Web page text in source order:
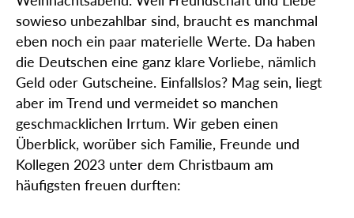
sowieso unbezahlbar sind, braucht es manchmal
eben noch ein paar materielle Werte. Da haben
die Deutschen eine ganz klare Vorliebe, nämlich
Geld oder Gutscheine. Einfallslos? Mag sein, liegt
aber im Trend und vermeidet so manchen
geschmacklichen Irrtum. Wir geben einen
Überblick, worüber sich Familie, Freunde und
Kollegen 2023 unter dem Christbaum am
häufigsten freuen durften: